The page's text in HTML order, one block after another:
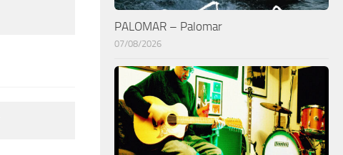
PALOMAR – Palomar
07/08/2026